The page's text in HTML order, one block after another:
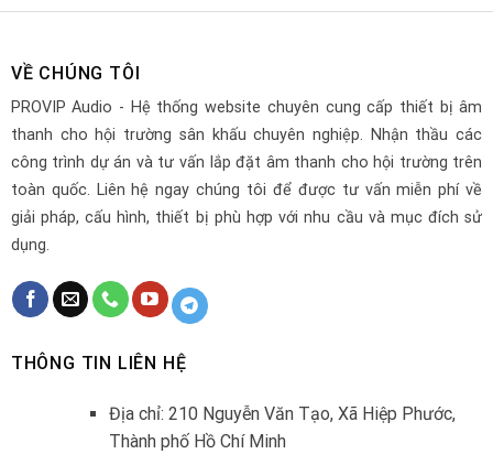
VỀ CHÚNG TÔI
PROVIP Audio - Hệ thống website chuyên cung cấp thiết bị âm
thanh cho hội trường sân khấu chuyên nghiệp. Nhận thầu các
công trình dự án và tư vấn lắp đặt âm thanh cho hội trường trên
toàn quốc. Liên hệ ngay chúng tôi để được tư vấn miễn phí về
giải pháp, cấu hình, thiết bị phù hợp với nhu cầu và mục đích sử
dụng.
THÔNG TIN LIÊN HỆ
Địa chỉ: 210 Nguyễn Văn Tạo, Xã Hiệp Phước,
Thành phố Hồ Chí Minh